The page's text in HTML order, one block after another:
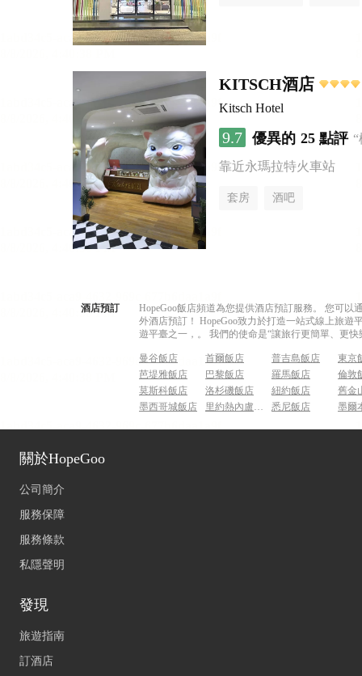
KITSCH酒店
Kitsch Hotel
9.7 優異的 25 點評
靠近永瑪拉特火車站
套房 酒吧
酒店預訂
HopeGoo飯店頻道為您提供酒店預訂服務。 您可
外酒店預訂！ HopeGoo致力於打造一站式線上旅
遊平臺之一，。 我們的使命是“讓旅行更簡單、更
曼谷飯店 首爾飯店 普吉島飯店
東京
芭堤雅飯店
巴黎飯店 羅馬飯店
倫敦
莫斯科飯店
洛杉磯飯店 紐約飯店
舊金
墨西哥城飯店
里約熱內盧飯店 悉尼飯店 墨爾
關於HopeGoo
公司簡介
服務保障
服務條款
私隱聲明
發現
旅遊指南
訂酒店